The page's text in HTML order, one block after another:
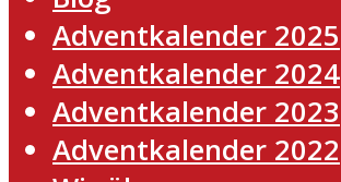
Adventkalender 2025
Adventkalender 2024
Adventkalender 2023
Adventkalender 2022